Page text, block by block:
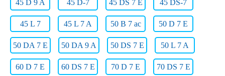
45 D 9 A 45 D-7 45 DS 7 E 45 DS-7
45 L 7 45 L 7 A 50 B 7 ac 50 D 7 E
50 DA 7 E 50 DA 9 A 50 DS 7 E 50 L 7 A
60 D 7 E 60 DS 7 E 70 D 7 E 70 DS 7 E